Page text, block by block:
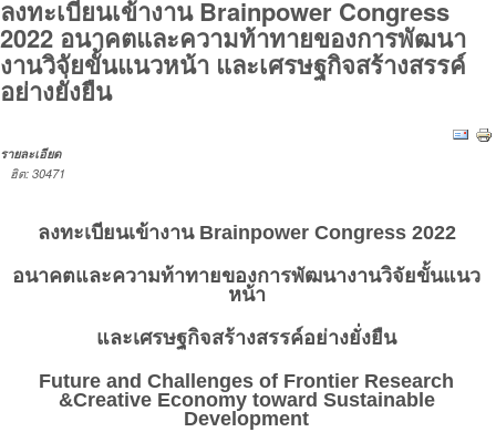
ลงทะเบียนเข้างาน Brainpower Congress
2022 อนาคตและความท้าทายของการพัฒนา
งานวิจัยขั้นแนวหน้า และเศรษฐกิจสร้างสรรค์
อย่างยั่งยืน
รายละเอียด
ฮิต: 30471
ลงทะเบียนเข้างาน Brainpower Congress 2022
อนาคตและความท้าทายของการพัฒนางานวิจัยขั้นแนว
หน้า
และเศรษฐกิจสร้างสรรค์อย่างยั่งยืน
Future and Challenges of Frontier Research
&Creative Economy toward Sustainable
Development